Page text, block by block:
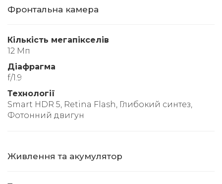
Фронтальна камера
Кількість мегапікселів
12 Мп
Діафрагма
f/1.9
Технології
Smart HDR 5, Retina Flash, Глибокий синтез,
Фотонний двигун
Живлення та акумулятор